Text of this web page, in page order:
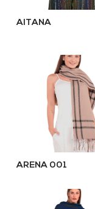
AITANA
ARENA 001